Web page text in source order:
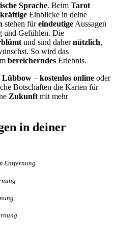
Sprache. Beim Tarot
Einblicke in deine
stehen füreindeutige Aussagen
und Gefühlen. Die
und sind dahernützlich,
So wird das
bereicherndes Erlebnis.
Lübbow – kostenlos online oder
Botschaften die Karten für
Zukunft mit mehr
in deiner
Entfernung